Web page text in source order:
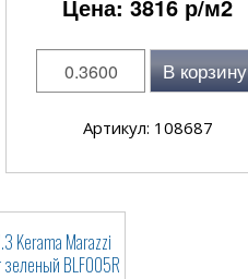
Цена: 3816 р/м2
В корзину
Артикул: 108687
Kerama Marazzi
BLF005R